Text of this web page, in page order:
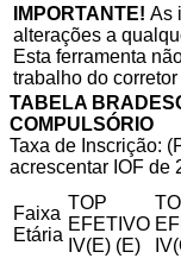
IMPORTANTE! As
alterações a
Esta ferramenta
trabalho do
TABELA
COMPULSÓRIO
Taxa de Inscrição:
acrescentar IOF de
Faixa
Etária
TOP
EFETIVO
IV(E) (E)